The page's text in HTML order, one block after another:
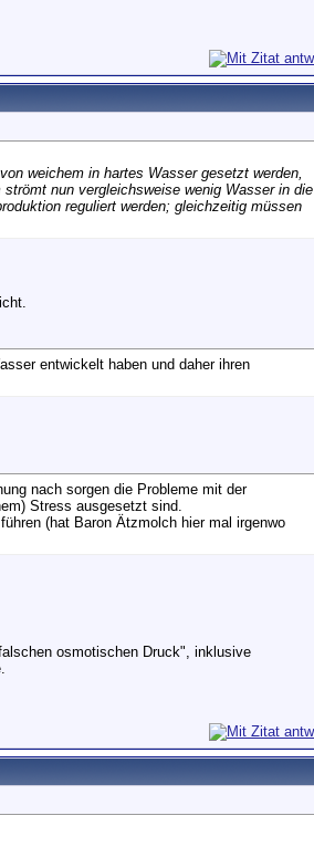
weichem in hartes Wasser gesetzt werden,
nun vergleichsweise wenig Wasser in die
reguliert werden; gleichzeitig müssen
entwickelt haben und daher ihren
nach sorgen die Probleme mit der
Stress ausgesetzt sind.
(hat Baron Ätzmolch hier mal irgenwo
osmotischen Druck", inklusive